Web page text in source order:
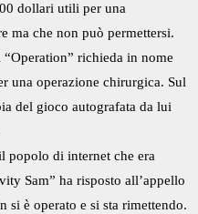
dollari utili per una
ma che non può permettersi.
richieda in nome
una operazione chirurgica. Sul
del gioco autografata da lui
popolo di internet che era
Sam” ha risposto all’appello
si è operato e si sta rimettendo.